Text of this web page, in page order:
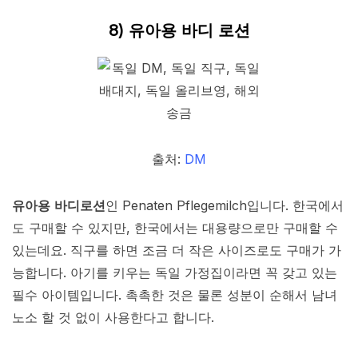
8) 유아용 바디 로션
출처: DM
유아용 바디로션인 Penaten Pflegemilch입니다. 한국에서
도 구매할 수 있지만, 한국에서는 대용량으로만 구매할 수
있는데요. 직구를 하면 조금 더 작은 사이즈로도 구매가 가
능합니다. 아기를 키우는 독일 가정집이라면 꼭 갖고 있는
필수 아이템입니다. 촉촉한 것은 물론 성분이 순해서 남녀
노소 할 것 없이 사용한다고 합니다.